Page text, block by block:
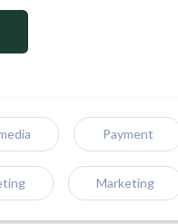
Payment
Marketing